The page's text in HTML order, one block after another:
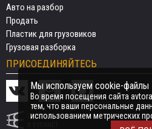
Авто на разбор
Продать
Пластик для грузовиков
Грузовая разборка
ПРИСОЕДИНЯЙТЕСЬ
СДЕЛАНО
Мы используем cookie-файлы
Во время посещения сайта
тем, что ваши персональные
использованием метрических